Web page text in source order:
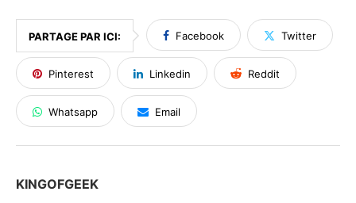
PARTAGE PAR ICI: Facebook Twitter
Pinterest Linkedin Reddit
Whatsapp Email
KINGOFGEEK